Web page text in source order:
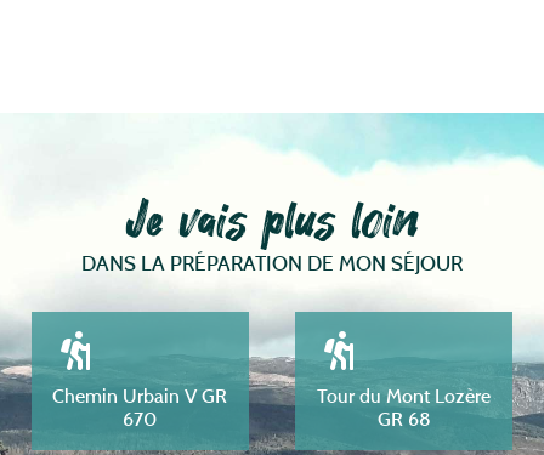
Je vais plus loin
DANS LA PRÉPARATION DE MON SÉJOUR
Chemin Urbain V GR
670
Tour du Mont Lozère
GR 68